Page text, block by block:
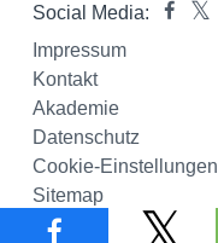
Social Media:
Impressum
Kontakt
Akademie
Datenschutz
Cookie-Einstellungen
Sitemap